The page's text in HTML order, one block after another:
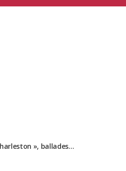
», ballades…